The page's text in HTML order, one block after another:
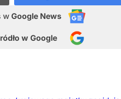
w Google News
w Google